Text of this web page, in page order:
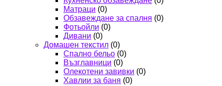
Матраци (0)
Обзавеждане за спалня (0)
Фотьойли (0)
Дивани (0)
Домашен текстил (0)
Спално бельо (0)
Възглавници (0)
Олекотени завивки (0)
Хавлии за баня (0)